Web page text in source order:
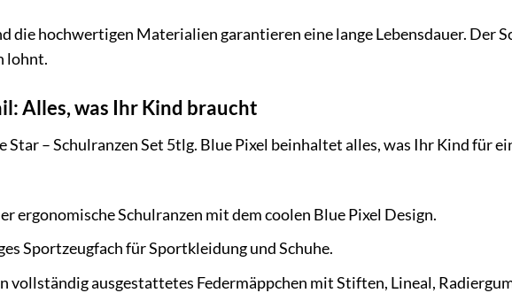
die hochwertigen Materialien garantieren eine lange Lebensdauer. Der
lohnt.
Alles, was Ihr Kind braucht
Star – Schulranzen Set 5tlg. Blue Pixel beinhaltet alles, was Ihr Kind für
ergonomische Schulranzen mit dem coolen Blue Pixel Design.
Sportzeugfach für Sportkleidung und Schuhe.
vollständig ausgestattetes Federmäppchen mit Stiften, Lineal,